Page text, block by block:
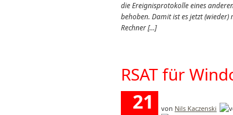
die Ereignisprotokolle eines
behoben. Damit ist es jetzt (wieder)
Rechner […]
RSAT für
21 von Nils Kaczenski